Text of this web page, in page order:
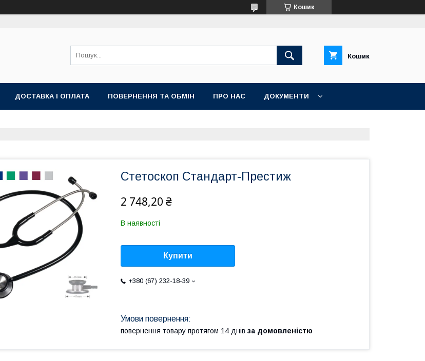
Кошик
Кошик
ДОСТАВКА І ОПЛАТА ПОВЕРНЕННЯ ТА ОБМІН ПРО НАС ДОКУМЕНТИ
Стетоскоп Стандарт-Престиж
2 748,20 ₴
В наявності
Купити
+380 (67) 232-18-39
повернення товару протягом 14 днів за домовленістю